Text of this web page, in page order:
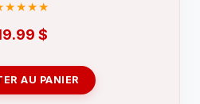
$
AU PANIER